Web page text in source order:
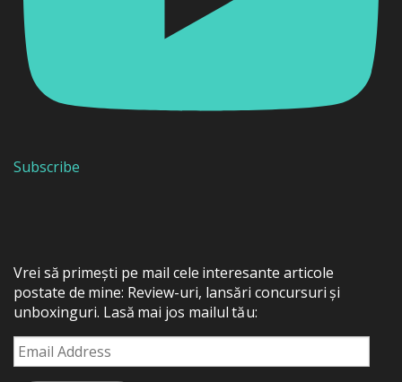
Subscribe
Vrei să primești pe mail cele interesante articole
postate de mine: Review-uri, lansări concursuri și
unboxinguri. Lasă mai jos mailul tău:
Email
Address